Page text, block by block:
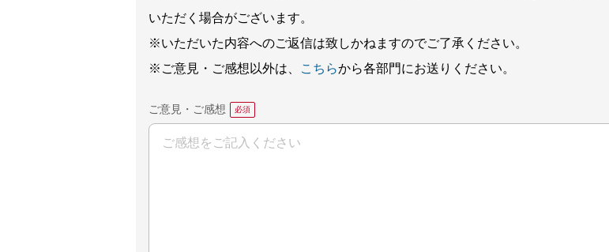
いただく場合がございます。
※いただいた内容へのご返信は致しかねますのでご了承ください。
※ご意見・ご感想以外は、
こちらから各部門にお送りください。
ご意見・ご感想